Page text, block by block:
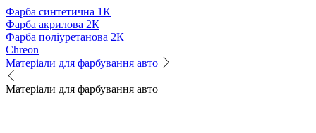
Фарба синтетична 1К
Фарба акрилова 2К
Фарба поліуретанова 2К
Chreon
Матеріали для фарбування авто
Матеріали для фарбування авто